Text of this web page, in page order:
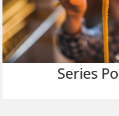
Series